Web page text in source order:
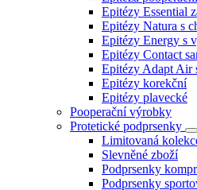
Epitézy Essential
Epitézy Natura s
Epitézy Energy s
Epitézy Contact
Epitézy Adapt Air
Epitézy korekční
Epitézy plavecké
Pooperační výrobky
Protetické podprsenky
Limitovaná
Slevněné zboží
Podprsenky
Podprsenky